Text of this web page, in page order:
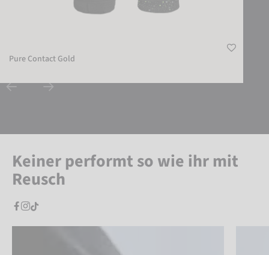
Pure Contact Gold
Keiner performt so wie ihr mit
Reusch